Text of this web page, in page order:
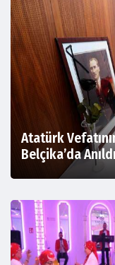
Atatürk
Belçika’da Anıldı